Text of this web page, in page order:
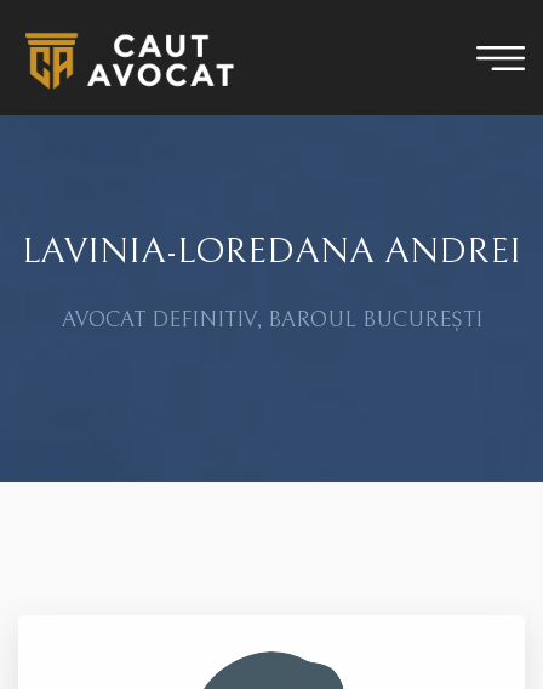
LAVINIA-LOREDANA ANDREI
AVOCAT DEFINITIV, BAROUL BUCUREȘTI